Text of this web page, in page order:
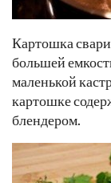
Картошка
большей
маленькой
картошке
блендером.